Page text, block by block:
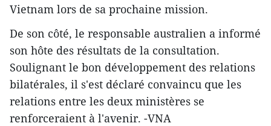
Vietnam lors de sa prochaine mission.
De son côté, le responsable australien a informé
son hôte des résultats de la consultation.
Soulignant le bon développement des relations
bilatérales, il s'est déclaré convaincu que les
relations entre les deux ministères se
renforceraient à l'avenir. -VNA